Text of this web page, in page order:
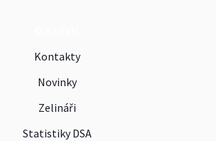
Kontakty
Novinky
Zelináři
Statistiky DSA